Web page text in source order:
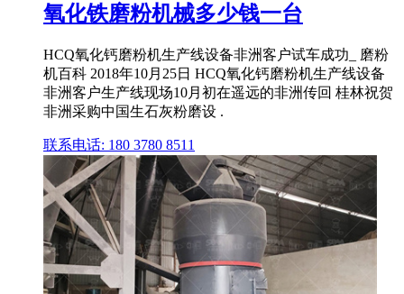
氧化铁磨粉机械多少钱一台
HCQ氧化钙磨粉机生产线设备非洲客户试车成功_ 磨粉
机百科 2018年10月25日 HCQ氧化钙磨粉机生产线设备
非洲客户生产线现场10月初在遥远的非洲传回 桂林祝贺
非洲采购中国生石灰粉磨设 .
联系电话: 180 3780 8511